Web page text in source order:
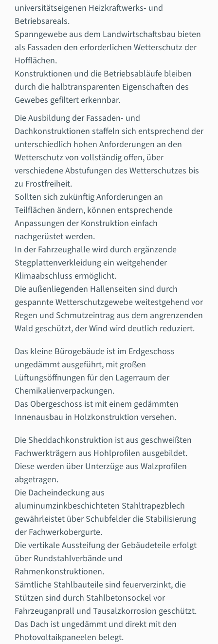
universitätseigenen Heizkraftwerks- und
Betriebsareals.
Spanngewebe aus dem Landwirtschaftsbau bieten
als Fassaden den erforderlichen Wetterschutz der
Hofflächen.
Konstruktionen und die Betriebsabläufe bleiben
durch die halbtransparenten Eigenschaften des
Gewebes gefiltert erkennbar.
Die Ausbildung der Fassaden- und
Dachkonstruktionen staffeln sich entsprechend der
unterschiedlich hohen Anforderungen an den
Wetterschutz von vollständig offen, über
verschiedene Abstufungen des Wetterschutzes bis
zu Frostfreiheit.
Sollten sich zukünftig Anforderungen an
Teilflächen ändern, können entsprechende
Anpassungen der Konstruktion einfach
nachgerüstet werden.
In der Fahrzeughalle wird durch ergänzende
Stegplattenverkleidung ein weitgehender
Klimaabschluss ermöglicht.
Die außenliegenden Hallenseiten sind durch
gespannte Wetterschutzgewebe weitestgehend vor
Regen und Schmutzeintrag aus dem angrenzenden
Wald geschützt, der Wind wird deutlich reduziert.
Das kleine Bürogebäude ist im Erdgeschoss
ungedämmt ausgeführt, mit großen
Lüftungsöffnungen für den Lagerraum der
Chemikalienverpackungen.
Das Obergeschoss ist mit einem gedämmten
Innenausbau in Holzkonstruktion versehen.
Die Sheddachkonstruktion ist aus geschweißten
Fachwerkträgern aus Hohlprofilen ausgebildet.
Diese werden über Unterzüge aus Walzprofilen
abgetragen.
Die Dacheindeckung aus
aluminumzinkbeschichteten Stahltrapezblech
gewährleistet über Schubfelder die Stabilisierung
der Fachwerkobergurte.
Die vertikale Aussteifung der Gebäudeteile erfolgt
über Rundstahlverbände und
Rahmenkonstruktionen.
Sämtliche Stahlbauteile sind feuerverzinkt, die
Stützen sind durch Stahlbetonsockel vor
Fahrzeuganprall und Tausalzkorrosion geschützt.
Das Dach ist ungedämmt und direkt mit den
Photovoltaikpaneelen belegt.